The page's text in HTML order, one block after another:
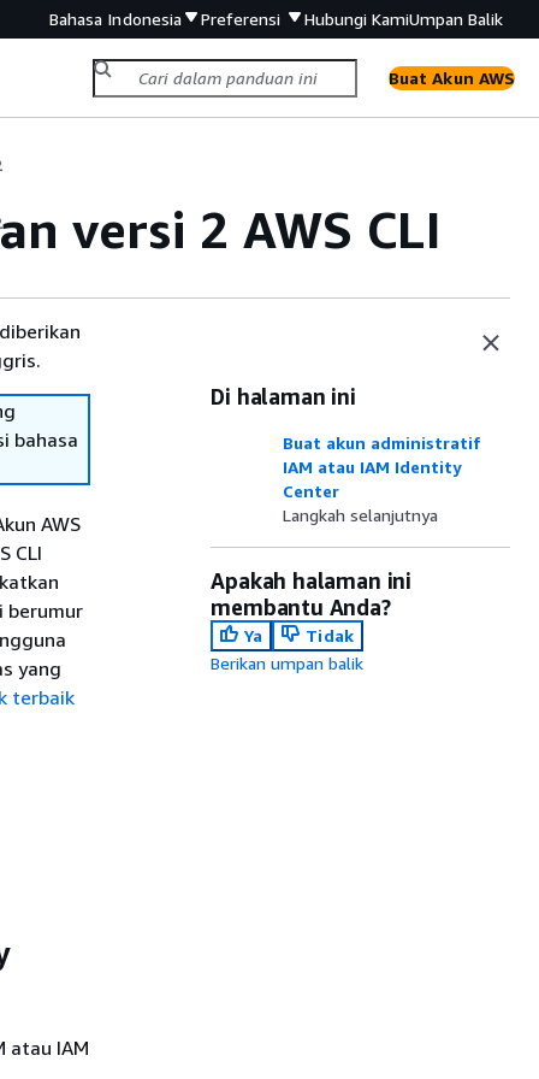
Bahasa Indonesia Preferensi Hubungi KamiUmpan Balik
Buat Akun AWS
versi 2 AWS CLI
bahasa
AWS
CLI
berumur
yang
terbaik
atau IAM
Di halaman ini
Buat akun administratif
IAM atau IAM Identity
Center
Langkah selanjutnya
Apakah halaman ini
membantu Anda?
Ya
Tidak
Berikan umpan balik